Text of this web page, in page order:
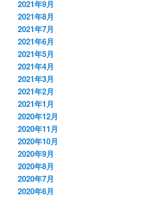
2021年9月
2021年8月
2021年7月
2021年6月
2021年5月
2021年4月
2021年3月
2021年2月
2021年1月
2020年12月
2020年11月
2020年10月
2020年9月
2020年8月
2020年7月
2020年6月